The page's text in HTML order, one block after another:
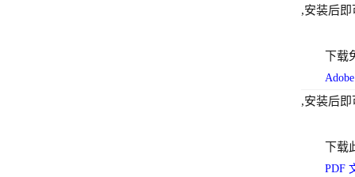
,安装后
下载
,安装后
下载
PDF